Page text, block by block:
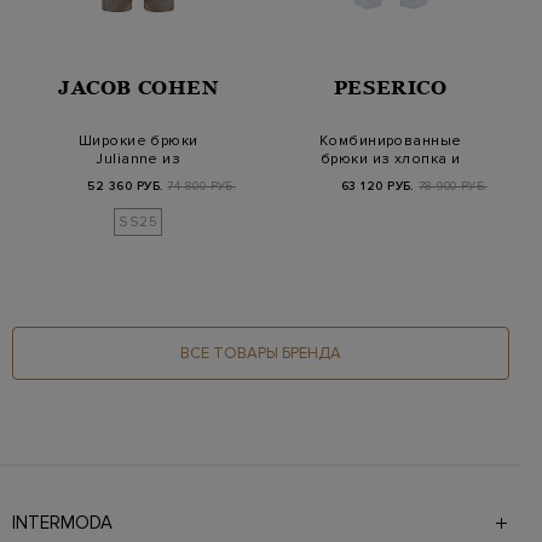
JACOB COHEN
Широкие брюки
Julianne из
поплина с к…
52 360 РУБ. 74 800 РУБ.
SS25
PESERICO
Комбинированные
брюки из хлопка и
63 120 РУБ. 78 900 РУБ.
ВСЕ ТОВАРЫ БРЕНДА
INTERMODA